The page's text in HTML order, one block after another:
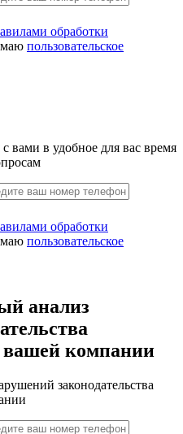
обработки
пользовательское
вами в удобное для вас время
обработки
пользовательское
анализ
вашей компании
законодательства